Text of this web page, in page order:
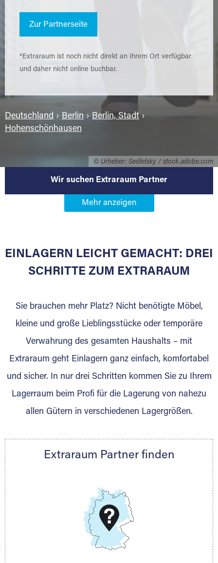
© Urheber: Sedletsky / stock.adobe.com
Zur Partnerseite
*Extraraum ist noch nicht direkt an Ihrem Ort verfügbar
und daher nicht online buchbar.
Deutschland › Berlin › Berlin, Stadt ›
Hohenschönhausen
Wir suchen Extraraum Partner
Werden Sie Extraraum Partner in
Sie bieten Kunden Lagerraum zur Miete, der
für die Einlagerung von Umzugsgut gebaut
Lagerkunden und Vermietungen.
Ihre Vorteile als Extraraum Partner:
Marktgerechte Preise
Digitale Buchungsplattform
Gewinnung von Neukunden
Nachricht.
Telefon:+49 6145 5442 - 404
DMG Aktiengesellschaft
www.dmg-ag.com
EINLAGERN LEICHT GEMACHT: DREI
SCHRITTE ZUM EXTRARAUM
Sie brauchen mehr Platz? Nicht benötigte Möbel,
kleine und große Lieblingsstücke oder temporäre
Verwahrung des gesamten Haushalts – mit
Extraraum geht Einlagern ganz einfach, komfortabel
und sicher. In nur drei Schritten kommen Sie zu Ihrem
Lagerraum beim Profi für die Lagerung von nahezu
allen Gütern in verschiedenen Lagergrößen.
Extraraum Partner finden